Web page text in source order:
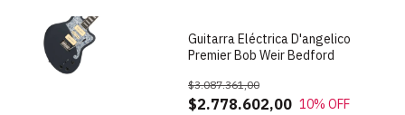
Guitarra Eléctrica D'angelico
Premier Bob Weir Bedford
$2.778.602,00
$3.087.361,00
10% OFF